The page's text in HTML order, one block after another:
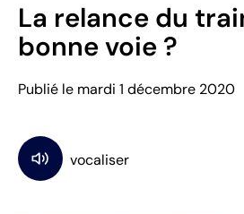
La relance du
bonne voie ?
Publié le mardi 1 décembre 2020